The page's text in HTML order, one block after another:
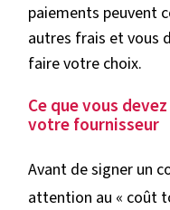
paiements peuvent
autres frais et vous
faire votre choix.
Ce que vous
votre fournisseur
Avant de signer un
attention au « coût